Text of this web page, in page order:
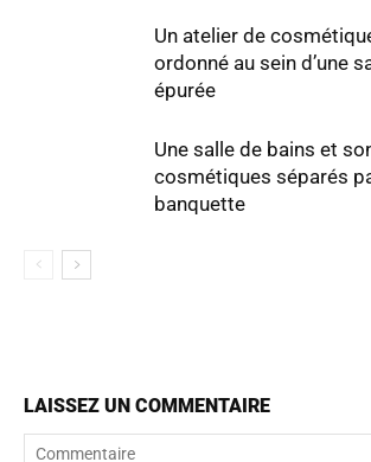
Un atelier de
ordonné au sein d’une
épurée
Une salle de bains et
cosmétiques séparés
banquette
LAISSEZ UN COMMENTAIRE